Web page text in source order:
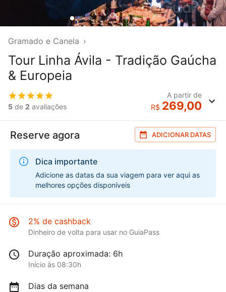
Gramado e Canela ›
Tour Linha Ávila - Tradição Gaúcha
& Europeia
5 de 2 avaliações
A partir de
R$ 269,00
Reserve agora ADICIONAR DATAS
Dica importante
Adicione as datas da sua viagem para ver aqui as
melhores opções disponíveis
2% de cashback
Dinheiro de volta para usar no GuiaPass
Duração aproximada: 6h
Início às 08:30h
Dias da semana